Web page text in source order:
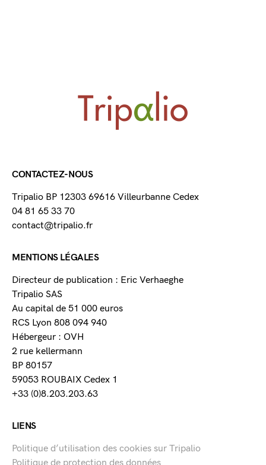
CONTACTEZ-NOUS
Tripalio BP 12303 69616 Villeurbanne Cedex
04 81 65 33 70
contact@tripalio.fr
MENTIONS LÉGALES
Directeur de publication : Eric Verhaeghe
Tripalio SAS
Au capital de 51 000 euros
RCS Lyon 808 094 940
Hébergeur : OVH
2 rue kellermann
BP 80157
59053 ROUBAIX Cedex 1
+33 (0)8.203.203.63
LIENS
Politique d’utilisation des cookies sur Tripalio